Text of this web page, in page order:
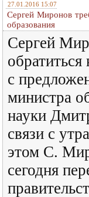
27.01.2016 15:07
Сергей Миронов
образования
Сергей
с
министра
науки
связи с
этом С.
сегодня